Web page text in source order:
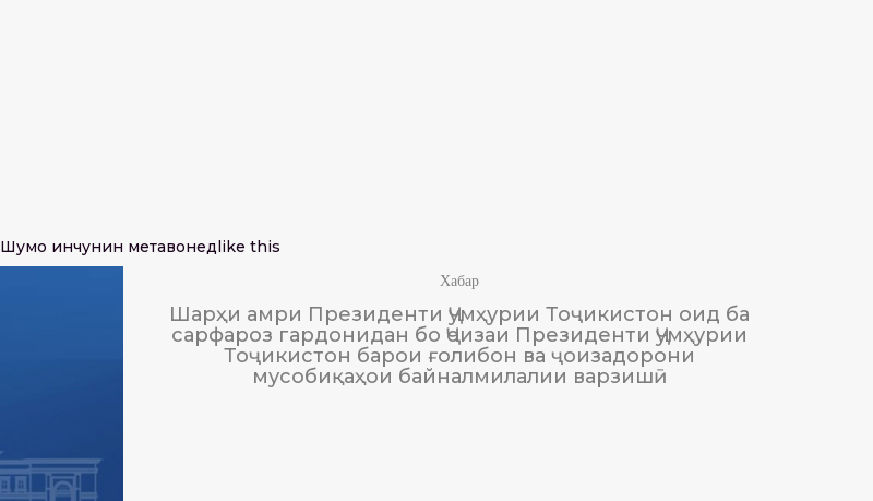
Шумо инчунин метавонедlike this
Хабар
Шарҳи амри Президенти Ҷумҳурии Тоҷикистон оид ба
сарфароз гардонидан бо Ҷоизаи Президенти Ҷумҳурии
Тоҷикистон барои ғолибон ва ҷоизадорони
мусобиқаҳои байналмилалии варзишӣ